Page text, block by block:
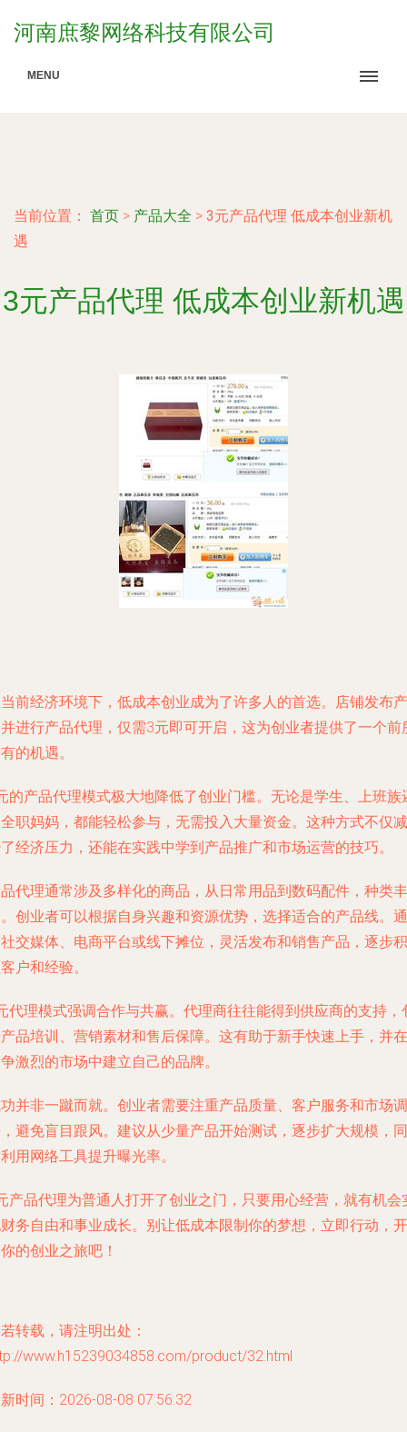
河南庶黎网络科技有限公司
MENU
当前位置： 首页 > 产品大全 > 3元产品代理 低成本创业新机
遇
3元产品代理 低成本创业新机遇
前经济环境下，低成本创业成为了许多人的首选。店铺发布产
进行产品代理，仅需3元即可开启，这为创业者提供了一个前
的机遇。
的产品代理模式极大地降低了创业门槛。无论是学生、上班族
职妈妈，都能轻松参与，无需投入大量资金。这种方式不仅减
经济压力，还能在实践中学到产品推广和市场运营的技巧。
代理通常涉及多样化的商品，从日常用品到数码配件，种类丰
创业者可以根据自身兴趣和资源优势，选择适合的产品线。通
交媒体、电商平台或线下摊位，灵活发布和销售产品，逐步积
户和经验。
代理模式强调合作与共赢。代理商往往能得到供应商的支持，
品培训、营销素材和售后保障。这有助于新手快速上手，并在
激烈的市场中建立自己的品牌。
并非一蹴而就。创业者需要注重产品质量、客户服务和市场调
避免盲目跟风。建议从少量产品开始测试，逐步扩大规模，同
用网络工具提升曝光率。
产品代理为普通人打开了创业之门，只要用心经营，就有机会
务自由和事业成长。别让低成本限制你的梦想，立即行动，开
的创业之旅吧！
转载，请注明出处：
www.h15239034858.com/product/32.html
时间：2026-08-08 07:56:32